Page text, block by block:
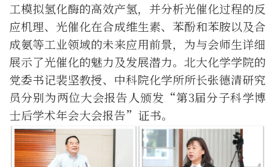
工模拟氢化酶的高效产氢，并分析光催化过程的反
应机理、光催化在合成维生素、苯酚和苯胺以及合
成氨等工业领域的未来应用前景，为与会师生详细
展示了光催化的魅力及发展潜力。 北大化学学院的
党委书记裴坚教授、中科院化学所所长张德清研究
员分别为两位大会报告人颁发“第3届分子科学博
士后学术年会大会报告”证书。